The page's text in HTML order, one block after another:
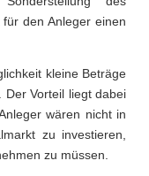
den Anleger einen
kleine Beträge
Vorteil liegt dabei
wären nicht in
zu investieren,
zu müssen.